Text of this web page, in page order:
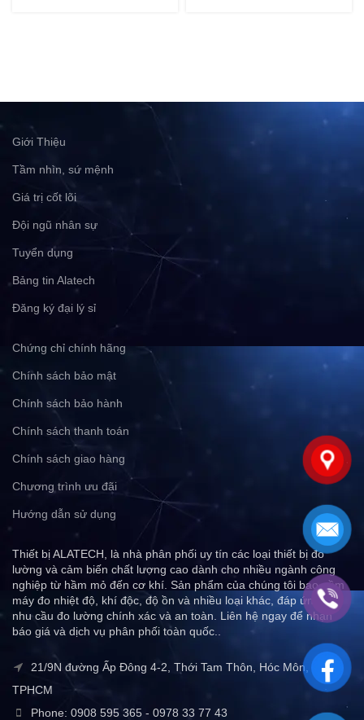
Giới Thiệu
Tầm nhìn, sứ mệnh
Giá trị cốt lõi
Đội ngũ nhân sự
Tuyển dụng
Bảng tin Alatech
Đăng ký đại lý sỉ
Chứng chỉ chính hãng
Chính sách bảo mật
Chính sách bảo hành
Chính sách thanh toán
Chính sách giao hàng
Chương trình ưu đãi
Hướng dẫn sử dụng
Thiết bị ALATECH, là nhà phân phối uy tín các loại thiết bị đo
lường và cảm biến chất lượng cao dành cho nhiều ngành công
nghiệp từ hầm mỏ đến cơ khí. Sản phẩm của chúng tôi bao gồm
máy đo nhiệt độ, khí độc, độ ồn và nhiều loại khác, đáp ứng mọi
nhu cầu đo lường chính xác và an toàn. Liên hệ ngay để nhận
báo giá và dịch vụ phân phối toàn quốc..
21/9N đường Ấp Đông 4-2, Thới Tam Thôn, Hóc Môn,
TPHCM
Phone: 0908 595 365 - 0978 33 77 43